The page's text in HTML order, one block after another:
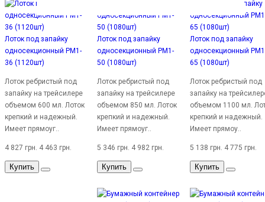
Лоток под запайку
односекционный PM1-
36 (1120шт)
Лоток ребристый под
запайку на трейсилере
объемом 600 мл. Лоток
крепкий и надежный.
Имеет прямоуг..
4 827 грн. 4 463 грн.
Купить
Лоток под запайку
односекционный PM1-
50 (1080шт)
Лоток ребристый под
запайку на трейсилере
объемом 850 мл. Лоток
крепкий и надежный.
Имеет прямоуг..
5 346 грн. 4 982 грн.
Купить
Лоток под запайку
односекционный
65 (1080шт)
Лоток ребристый под
запайку на
объемом 1100 мл.
крепкий и надежный.
Имеет прямоу..
5 138 грн. 4 775 грн.
Купить